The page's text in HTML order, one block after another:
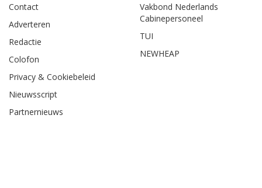
Contact
Adverteren
Redactie
Colofon
Privacy & Cookiebeleid
Nieuwsscript
Partnernieuws
Vakbond Nederlands
Cabinepersoneel
TUI
NEWHEAP